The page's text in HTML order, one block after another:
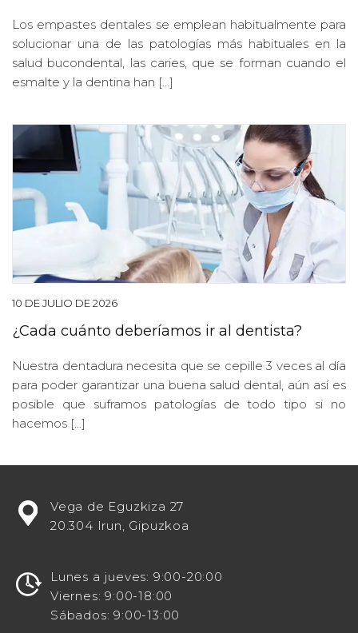
Los empastes dentales se emplean habitualmente para
solucionar una de las patologías más habituales en la
salud bucondental, las caries, que se forman cuando el
esmalte y la dentina han […]
10 DE JULIO DE 2026
¿Cada cuánto deberíamos ir al dentista?
Nuestra dentadura necesita que se cepille 3 veces al día
para poder garantizar una buena salud dental, aún así es
posible que suframos patologías de todo tipo si no
hacemos […]
buscando
potenciar
en
Vega de Eguzkiza 27
20.304 Irun, Gipuzkoa
Lunes a jueves: 9:00-20:00
Viernes: 9:00-18:00
Sábados: 9:00-13:00